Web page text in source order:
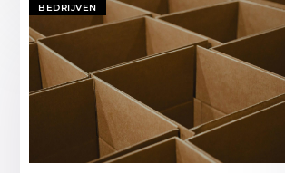
BEDRIJVEN